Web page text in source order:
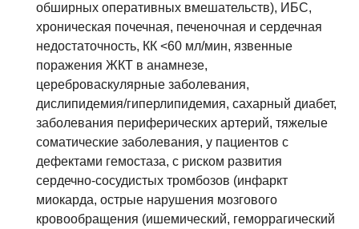
обширных оперативных вмешательств), ИБС,
хроническая почечная, печеночная и сердечная
недостаточность, КК <60 мл/мин, язвенные
поражения ЖКТ в анамнезе,
цереброваскулярные заболевания,
дислипидемия/гиперлипидемия, сахарный диабет,
заболевания периферических артерий, тяжелые
соматические заболевания, у пациентов с
дефектами гемостаза, с риском развития
сердечно-сосудистых тромбозов (инфаркт
миокарда, острые нарушения мозгового
кровообращения (ишемический, геморрагический